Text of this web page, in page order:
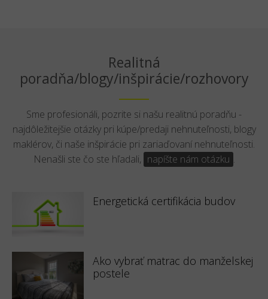
Realitná
poradňa/blogy/inšpirácie/rozhovory
Sme profesionáli, pozrite si našu realitnú poradňu -
najdôležitejšie otázky pri kúpe/predaji nehnuteľnosti, blogy
maklérov, či naše inšpirácie pri zariaďovaní nehnuteľnosti.
Nenašli ste čo ste hľadali, napíšte nám otázku .
Energetická certifikácia budov
Ako vybrať matrac do manželskej
postele